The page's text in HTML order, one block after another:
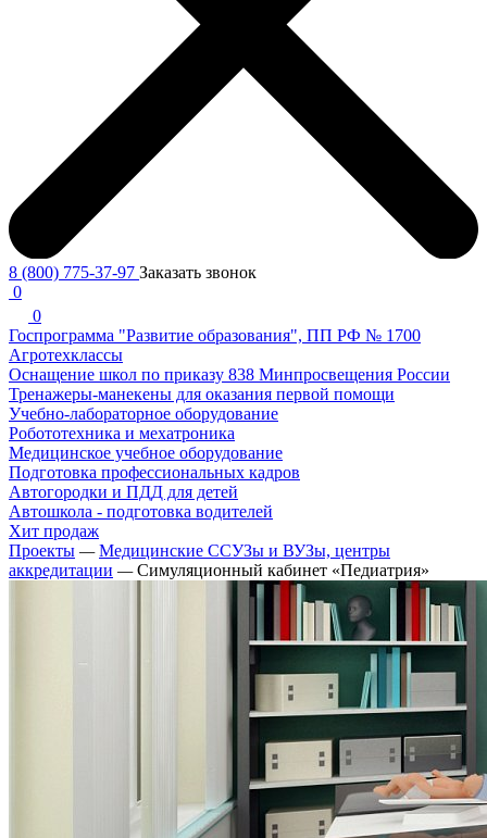
8 (800) 775-37-97 Заказать звонок
0
0
Госпрограмма "Развитие образования", ПП РФ № 1700
Агротехклассы
Оснащение школ по приказу 838 Минпросвещения России
Тренажеры-манекены для оказания первой помощи
Учебно-лабораторное оборудование
Робототехника и мехатроника
Медицинское учебное оборудование
Подготовка профессиональных кадров
Автогородки и ПДД для детей
Автошкола - подготовка водителей
Хит продаж
Проекты —Медицинские ССУЗы и ВУЗы, центры
аккредитации —Симуляционный кабинет «Педиатрия»